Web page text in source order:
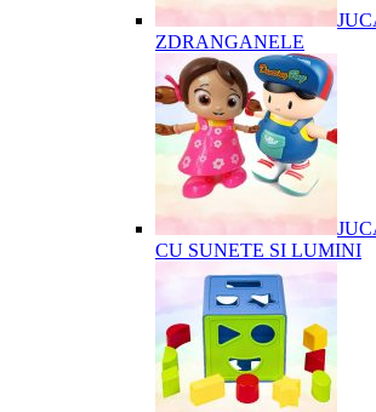
ZDRANGANELE
CU SUNETE SI LUMINI